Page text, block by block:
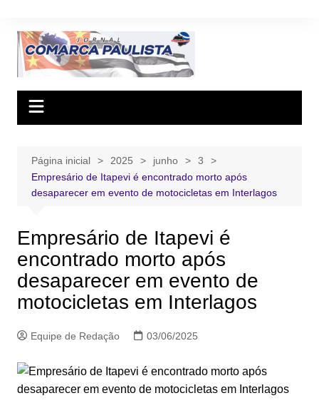
conteúdo
Página inicial 2025 junho
3
Empresário de Itapevi é encontrado morto após
desaparecer em evento de motocicletas em Interlagos
Empresário de Itapevi é
encontrado morto após
desaparecer em evento de
motocicletas em Interlagos
Equipe de Redação 03/06/2025